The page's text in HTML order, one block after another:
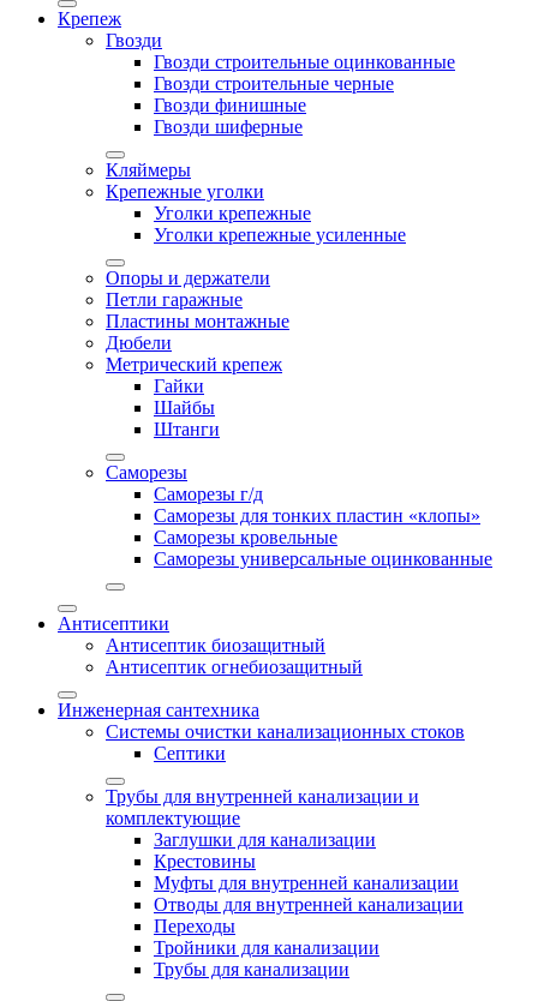
Крепеж
Гвозди
Гвозди строительные оцинкованные
Гвозди строительные черные
Гвозди финишные
Гвозди шиферные
Кляймеры
Крепежные уголки
Уголки крепежные
Уголки крепежные усиленные
Опоры и держатели
Петли гаражные
Пластины монтажные
Дюбели
Метрический крепеж
Гайки
Шайбы
Штанги
Саморезы
Саморезы г/д
Саморезы для тонких пластин «клопы»
Саморезы кровельные
Саморезы универсальные оцинкованные
Антисептики
Антисептик биозащитный
Антисептик огнебиозащитный
Инженерная сантехника
Системы очистки канализационных стоков
Септики
Трубы для внутренней канализации и
комплектующие
Заглушки для канализации
Крестовины
Муфты для внутренней канализации
Отводы для внутренней канализации
Переходы
Тройники для канализации
Трубы для канализации